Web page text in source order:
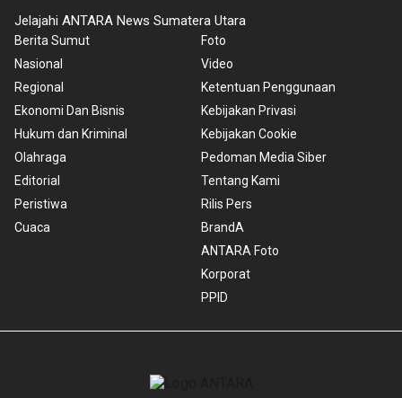
Jelajahi ANTARA News Sumatera Utara
Berita Sumut
Nasional
Regional
Ekonomi Dan Bisnis
Hukum dan Kriminal
Olahraga
Editorial
Peristiwa
Cuaca
Foto
Video
Ketentuan Penggunaan
Kebijakan Privasi
Kebijakan Cookie
Pedoman Media Siber
Tentang Kami
Rilis Pers
BrandA
ANTARA Foto
Korporat
PPID